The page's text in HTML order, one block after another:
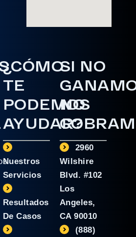
¿CÓMO
TE
PODEMOS
AYUDAR?
Nuestros
Servicios
Resultados
De Casos
SI NO
NO
2960
Wilshire
Blvd. #102
Los
Angeles,
CA 90010
(888)